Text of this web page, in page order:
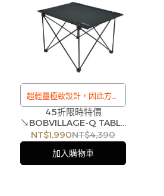
形，客服人員將立即與您聯
繫交期或更換商品，如無法
出貨，本公司將有權取消訂
單，造成不便尚請見諒。如
遇庫存不足無法下單，亦歡
超輕量極致設計，因此方便
和容易攜帶任何戶外活動
/
訂購注意事項 :
商品流動性快且多個平台共
45折限時特價
↘BOBVILLAGE-Q TABLE
超輕量露營桌 (兩色)
NT$1,990NT$4,390
加入購物車